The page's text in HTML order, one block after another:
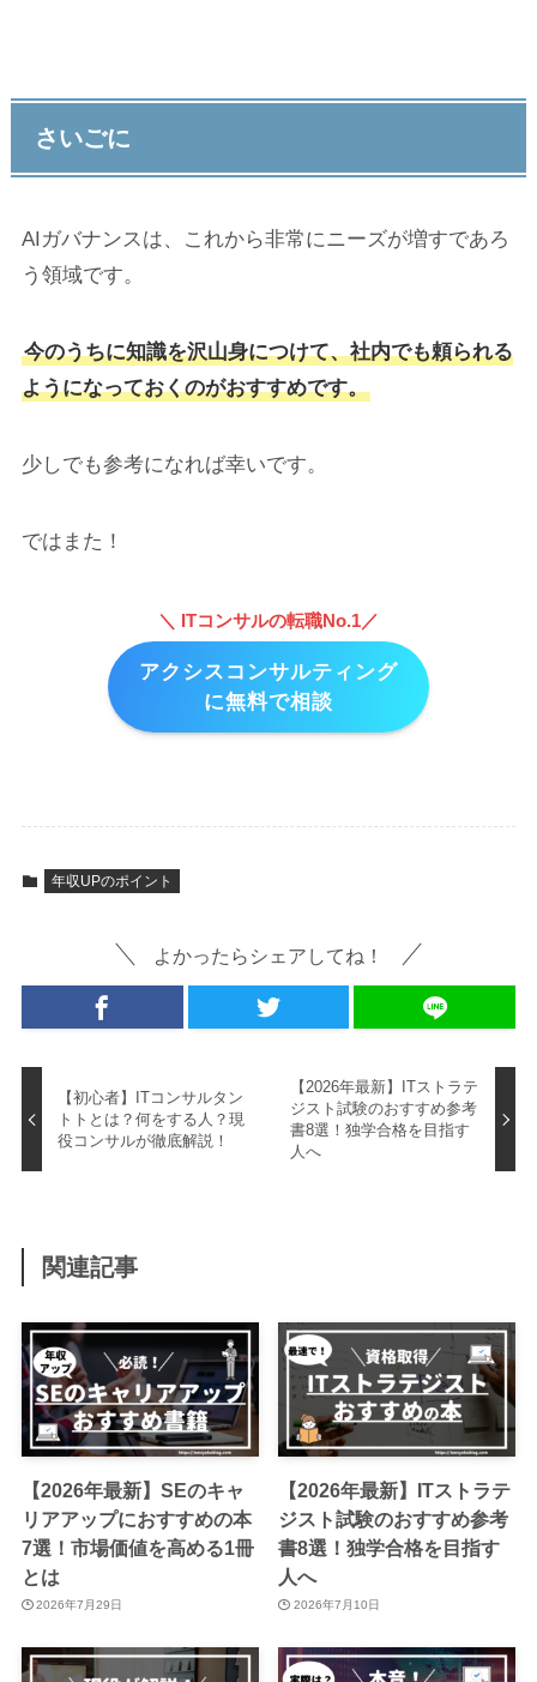
さいごに
AIガバナンスは、これから非常にニーズが増すであろ
う領域です。
今のうちに知識を沢山身につけて、社内でも頼られる
ようになっておくのがおすすめです。
少しでも参考になれば幸いです。
ではまた！
＼ ITコンサルの転職No.1／
アクシスコンサルティング
に無料で相談
年収UPのポイント
よかったらシェアしてね！
【初心者】ITコンサルタン
トトとは？何をする人？現
役コンサルが徹底解説！
【2026年最新】ITストラテ
ジスト試験のおすすめ参考
書8選！独学合格を目指す
人へ
関連記事
【2026年最新】SEのキャ
リアアップにおすすめの本
7選！市場価値を高める1冊
とは
2026年7月29日
【2026年最新】ITストラテ
ジスト試験のおすすめ参考
書8選！独学合格を目指す
人へ
2026年7月10日